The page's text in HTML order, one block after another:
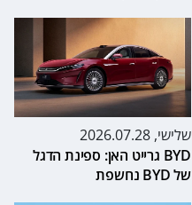
שלישי, 2026.07.28
BYD גרייט האן: ספינת הדגל
של BYD נחשפת